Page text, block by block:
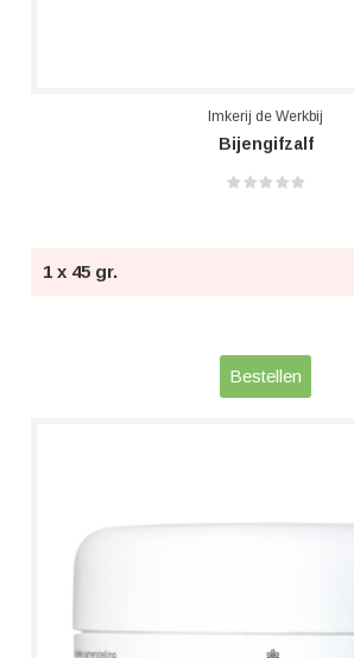
Imkerij de Werkbij
Bijengifzalf
1 x 45 gr.
Bestellen